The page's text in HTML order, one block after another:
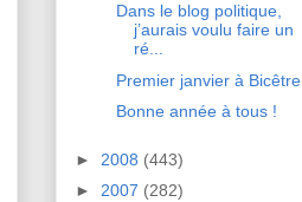
Dans le blog politique,
j’aurais voulu faire un
ré...
Premier janvier à Bicêtre
Bonne année à tous !
► 2008 (443)
► 2007 (282)